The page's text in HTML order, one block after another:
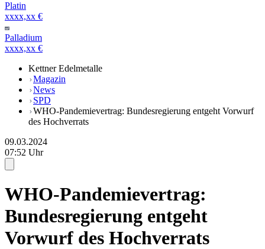
Platin
xxxx,xx €
Palladium
xxxx,xx €
Kettner Edelmetalle
Magazin
News
SPD
WHO-Pandemievertrag: Bundesregierung entgeht Vorwurf
des Hochverrats
09.03.2024
07:52 Uhr
WHO-Pandemievertrag:
Bundesregierung entgeht
Vorwurf des Hochverrats